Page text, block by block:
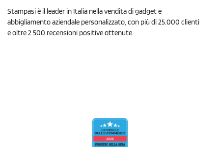
Stampasi è il leader in Italia nella vendita di gadget e
abbigliamento aziendale personalizzato, con più di 25.000 clienti
e oltre 2.500 recensioni positive ottenute.